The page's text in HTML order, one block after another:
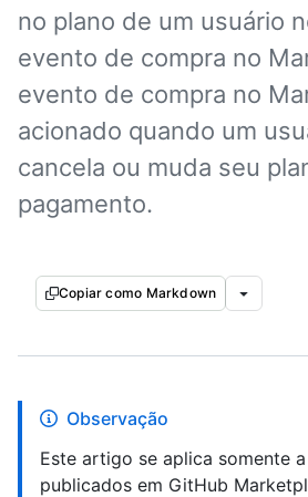
no plano de um usuário
evento de compra no
evento de compra no
acionado quando um
cancela ou muda seu
pagamento.
Copiar como Markdown
Observação
Este artigo se aplica somente
publicados em GitHub